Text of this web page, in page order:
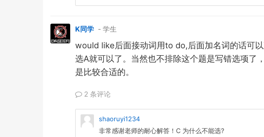
K同学 - 学生
would like后面接动词用to do,后面加名词的话可以
选A就可以了。当然也不排除这个题是写错选项了
是比较合适的。
2 条评论
shaoruyi1234
非常感谢老师的耐心解答！C 为什么不能选?